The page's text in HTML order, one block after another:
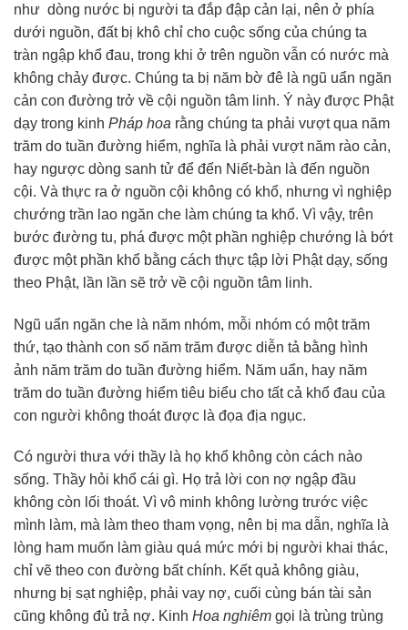
như dòng nước bị người ta đắp đập cản lại, nên ở phía
dưới nguồn, đất bị khô chỉ cho cuộc sống của chúng ta
tràn ngập khổ đau, trong khi ở trên nguồn vẫn có nước mà
không chảy được. Chúng ta bị năm bờ đê là ngũ uẩn ngăn
cản con đường trở về cội nguồn tâm linh. Ý này được Phật
dạy trong kinh Pháp hoa rằng chúng ta phải vượt qua năm
trăm do tuần đường hiểm, nghĩa là phải vượt năm rào cản,
hay ngược dòng sanh tử để đến Niết-bàn là đến nguồn
cội. Và thực ra ở nguồn cội không có khổ, nhưng vì nghiệp
chướng trần lao ngăn che làm chúng ta khổ. Vì vậy, trên
bước đường tu, phá được một phần nghiệp chướng là bớt
được một phần khổ bằng cách thực tập lời Phật dạy, sống
theo Phật, lần lần sẽ trở về cội nguồn tâm linh.
Ngũ uẩn ngăn che là năm nhóm, mỗi nhóm có một trăm
thứ, tạo thành con số năm trăm được diễn tả bằng hình
ảnh năm trăm do tuần đường hiểm. Năm uẩn, hay năm
trăm do tuần đường hiểm tiêu biểu cho tất cả khổ đau của
con người không thoát được là đọa địa ngục.
Có người thưa với thầy là họ khổ không còn cách nào
sống. Thầy hỏi khổ cái gì. Họ trả lời con nợ ngập đầu
không còn lối thoát. Vì vô minh không lường trước việc
mình làm, mà làm theo tham vọng, nên bị ma dẫn, nghĩa là
lòng ham muốn làm giàu quá mức mới bị người khai thác,
chỉ vẽ theo con đường bất chính. Kết quả không giàu,
nhưng bị sạt nghiệp, phải vay nợ, cuối cùng bán tài sản
cũng không đủ trả nợ. Kinh Hoa nghiêm gọi là trùng trùng